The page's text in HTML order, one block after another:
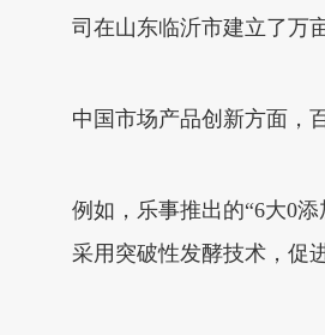
司在山东临沂市建立了万
中国市场产品创新方面，
例如，乐事推出的“6大0
采用突破性发酵技术，促